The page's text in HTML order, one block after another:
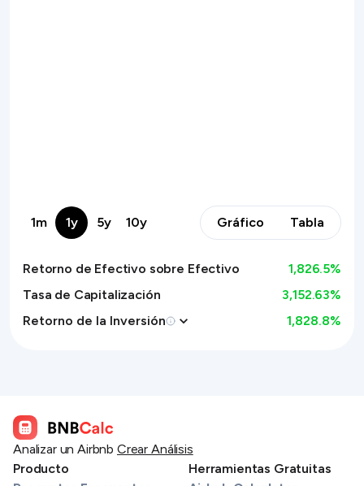
1m 1y 5y 10y Gráfico Tabla
Retorno de Efectivo sobre Efectivo 1,826.5%
Tasa de Capitalización
3,152.63%
Retorno de la Inversión
1,828.8%
Analizar un Airbnb Crear Análisis
Producto
Herramientas Gratuitas